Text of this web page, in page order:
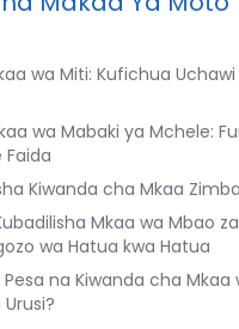
wa Miti: Kufichua Uchawi
wa Mabaki ya Mchele:
Faida
Kiwanda cha Mkaa
Mkaa wa Mbao
wa Hatua kwa Hatua
na Kiwanda cha Mkaa